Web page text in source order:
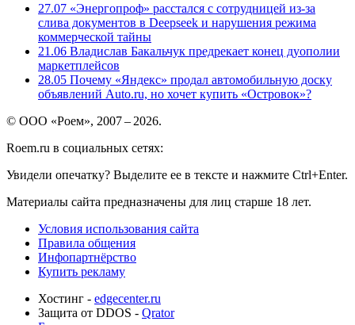
27.07 «Энергопроф» расстался с сотрудницей из-за
слива документов в Deepseek и нарушения режима
коммерческой тайны
21.06 Владислав Бакальчук предрекает конец дуополии
маркетплейсов
28.05 Почему «Яндекс» продал автомобильную доску
объявлений Auto.ru, но хочет купить «Островок»?
© ООО «Роем», 2007 – 2026.
Roem.ru в социальных сетях:
Увидели опечатку? Выделите ее в тексте и нажмите Ctrl+Enter.
Материалы сайта предназначены для лиц старше 18 лет.
Условия использования сайта
Правила общения
Инфопартнёрство
Купить рекламу
Хостинг - edgecenter.ru
Защита от DDOS - Qrator